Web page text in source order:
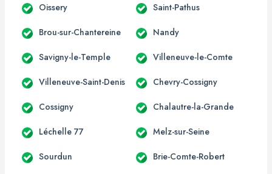
Oissery Saint-Pathus
Brou-sur-Chantereine Nandy
Savigny-le-Temple Villeneuve-le-Comte
Villeneuve-Saint-Denis Chevry-Cossigny
Cossigny Chalautre-la-Grande
Léchelle 77 Melz-sur-Seine
Sourdun Brie-Comte-Robert